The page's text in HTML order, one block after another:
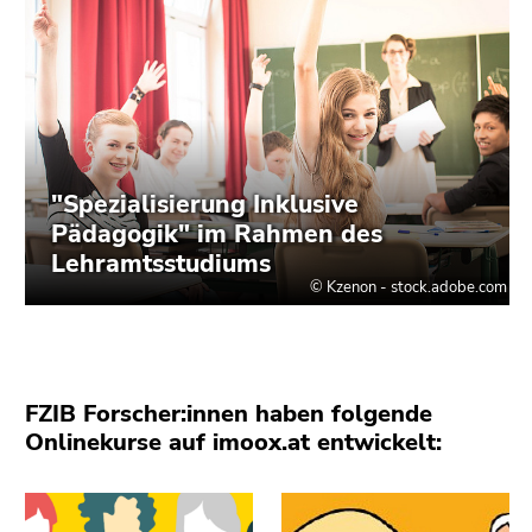
Seiteneinstellungen
(Benutzer/Sprache)
(Zugriffstaste
Zur
Suche
(Zugriffstaste
9)
FZIB Forscher:innen haben folgende
Onlinekurse auf imoox.at entwickelt: